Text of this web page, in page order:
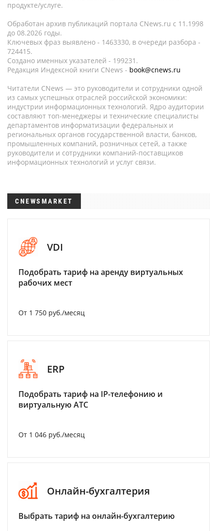
продукте/услуге.
Обработан архив публикаций портала CNews.ru c 11.1998
до 08.2026 годы.
Ключевых фраз выявлено - 1463330, в очереди разбора -
724415.
Создано именных указателей - 199231.
Редакция Индексной книги CNews - book@cnews.ru
Читатели CNews — это руководители и сотрудники одной
из самых успешных отраслей российской экономики:
индустрии информационных технологий. Ядро аудитории
составляют топ-менеджеры и технические специалисты
департаментов информатизации федеральных и
региональных органов государственной власти, банков,
промышленных компаний, розничных сетей, а также
руководители и сотрудники компаний-поставщиков
информационных технологий и услуг связи.
CNEWSMARKET
VDI
Подобрать тариф на аренду виртуальных
рабочих мест
От 1 750 руб./месяц
ERP
Подобрать тариф на IP-телефонию и
виртуальную АТС
От 1 046 руб./месяц
Онлайн-бухгалтерия
Выбрать тариф на онлайн-бухгалтерию